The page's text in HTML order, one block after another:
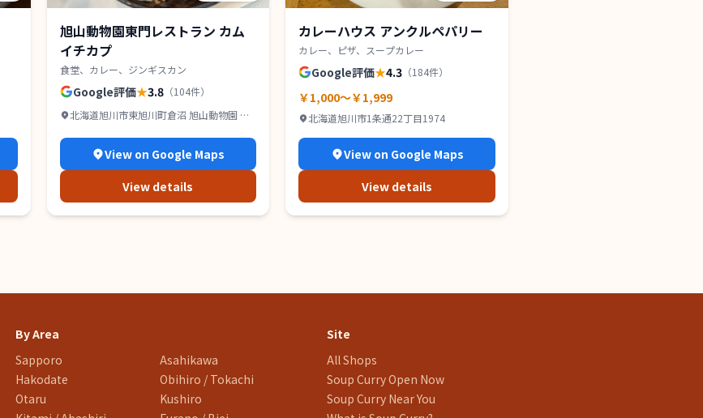
旭山動物園東門レストラン カム
イチカプ
食堂、カレー、ジンギスカン
Google評価★3.8（104件）
北海道旭川市東旭川町倉沼 旭山動物園 東
View on Google Maps
View details
カレーハウス アンクルペパリー
カレー、ピザ、スープカレー
Google評価★4.3 （184件）
￥1,000～￥1,999
北海道旭川市1条通22丁目1974
View on Google Maps
View details
By Area
Sapporo
Asahikawa
Hakodate
Obihiro / Tokachi
Otaru
Kushiro
Site
All Shops
Soup Curry Open Now
Soup Curry Near You